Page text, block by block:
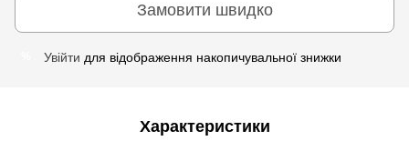
Замовити швидко
Увійти для відображення накопичувальної знижки
Характеристики